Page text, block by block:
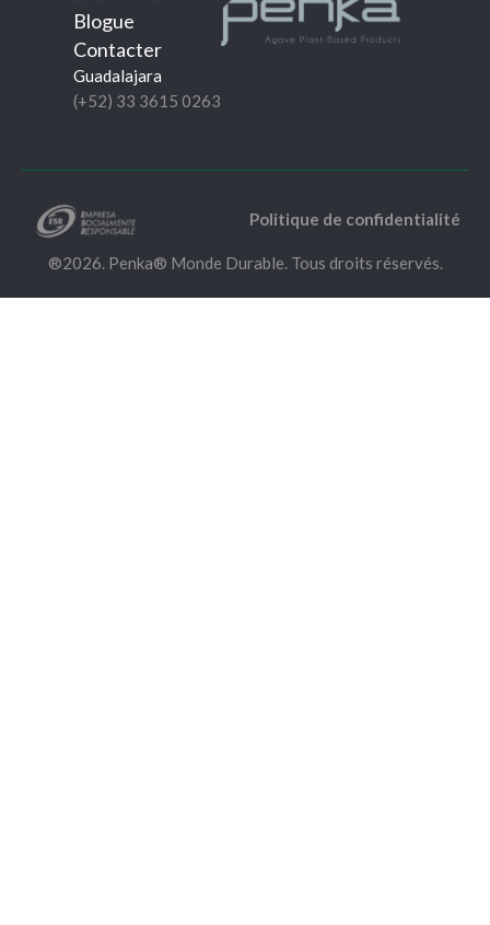
Blogue
Contacter
Guadalajara
(+52) 33 3615 0263
®2026. Penka® Monde Durable. Tous droits réservés.
Politique de confidentialité